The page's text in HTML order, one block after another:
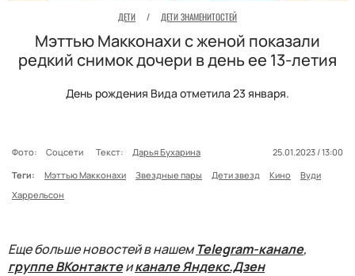
ДЕТИ / ДЕТИ ЗНАМЕНИТОСТЕЙ
Мэттью Макконахи с женой показали
редкий снимок дочери в день ее 13-летия
День рождения Вида отметила 23 января.
Фото: Соцсети Текст: Дарья Бухарина
25.01.2023 / 13:00
Теги:
Мэттью Макконахи Звездные пары Дети звезд Кино
Вуди
Харрельсон
Еще больше новостей в нашемTelegram-канале,
группе ВКонтактеиканале Яндекс.Дзен